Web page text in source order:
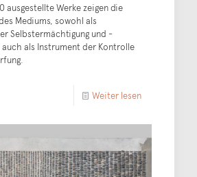
ausgestellte Werke zeigen die
Mediums, sowohl als
Selbstermächtigung und -
als Instrument der Kontrolle
Weiter lesen